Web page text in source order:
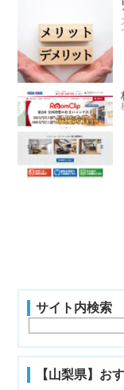
サイト内検索
【山梨県】お